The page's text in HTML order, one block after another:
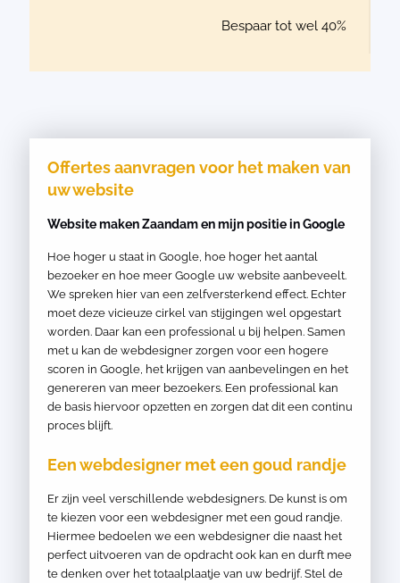
Bespaar tot wel 40%
Offertes aanvragen voor het maken van
uw website
Website maken Zaandam en mijn positie in Google
Hoe hoger u staat in Google, hoe hoger het aantal
bezoeker en hoe meer Google uw website aanbeveelt.
We spreken hier van een zelfversterkend effect. Echter
moet deze vicieuze cirkel van stijgingen wel opgestart
worden. Daar kan een professional u bij helpen. Samen
met u kan de webdesigner zorgen voor een hogere
scoren in Google, het krijgen van aanbevelingen en het
genereren van meer bezoekers. Een professional kan
de basis hiervoor opzetten en zorgen dat dit een continu
proces blijft.
Een webdesigner met een goud randje
Er zijn veel verschillende webdesigners. De kunst is om
te kiezen voor een webdesigner met een goud randje.
Hiermee bedoelen we een webdesigner die naast het
perfect uitvoeren van de opdracht ook kan en durft mee
te denken over het totaalplaatje van uw bedrijf. Stel de